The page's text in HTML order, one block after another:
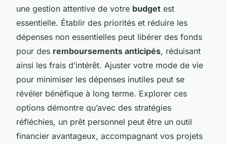
une gestion attentive de votre budget est
essentielle. Établir des priorités et réduire les
dépenses non essentielles peut libérer des fonds
pour des remboursements anticipés, réduisant
ainsi les frais d’intérêt. Ajuster votre mode de vie
pour minimiser les dépenses inutiles peut se
révéler bénéfique à long terme. Explorer ces
options démontre qu’avec des stratégies
réfléchies, un prêt personnel peut être un outil
financier avantageux, accompagnant vos projets